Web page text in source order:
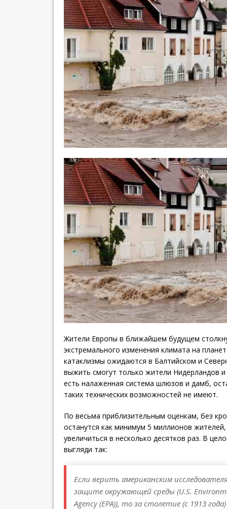
Жители Европы в ближайшем будущем
экстремального изменения климата на
катаклизмы ожидаются в Балтийском и
выжить смогут только жители Нидерландов и
есть налаженная система шлюзов и дамб,
таких технических возможностей не имеют.
По весьма приблизительным оценкам, без
останутся как минимум 5 миллионов
увеличиться в несколько десятков раз. В
выгляди так:
Если верить американским
защите окружающей среды (U.S.
Agency (EPA)), то за столетие (с 1913